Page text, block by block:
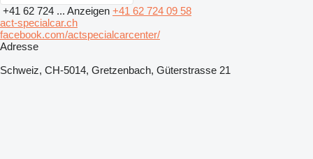
+41 62 724 ... Anzeigen +41 62 724 09 58
act-specialcar.ch
facebook.com/actspecialcarcenter/
Adresse
Schweiz, CH-5014, Gretzenbach, Güterstrasse 21